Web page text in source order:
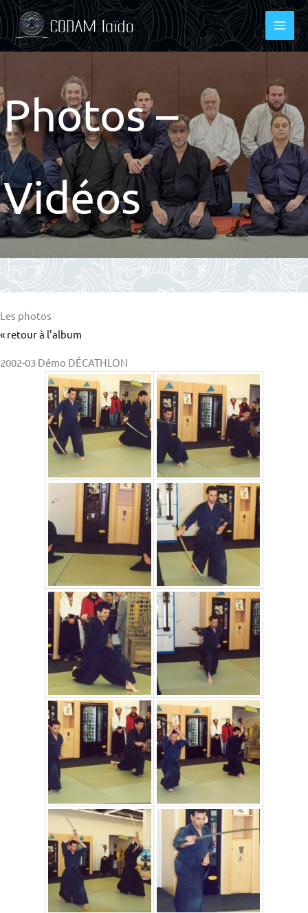
Aller
au
contenu
Photos –
Vidéos
Les photos
« retour à l’album
2002-03 Démo DÉCATHLON